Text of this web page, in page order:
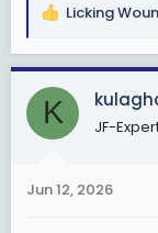
R
a
c
i
s
Licking
K JF-
Jun 12, 2026